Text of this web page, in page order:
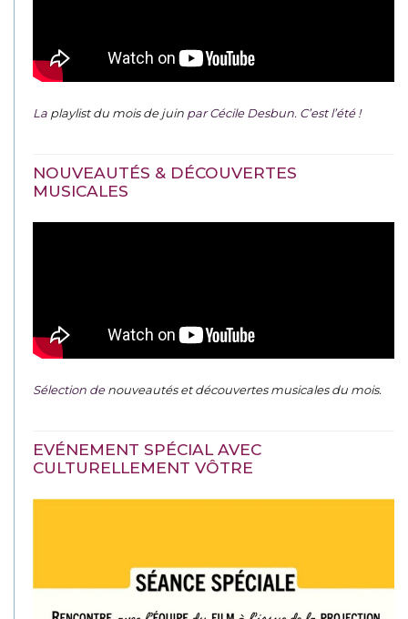
La playlist du mois de juin par Cécile Desbun. C’est l’été !
NOUVEAUTÉS & DÉCOUVERTES
MUSICALES
Sélection denouveautés et découvertes musicales du mois.
EVÉNEMENT SPÉCIAL AVEC
CULTURELLEMENT VÔTRE